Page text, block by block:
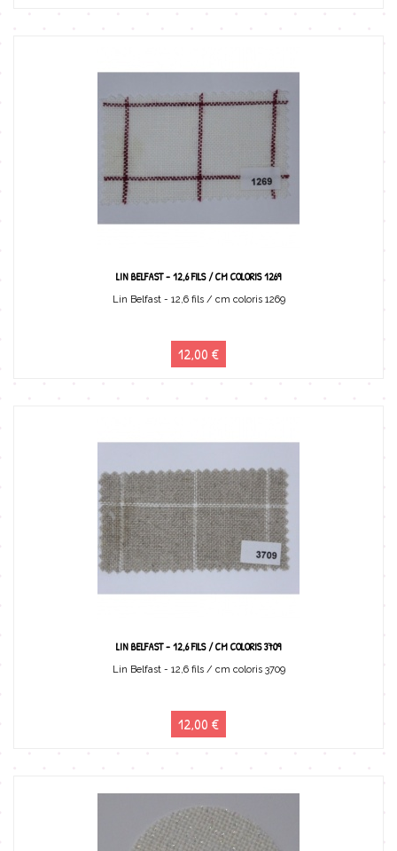
LIN BELFAST - 12,6 FILS / CM COLORIS 1269
Lin Belfast - 12,6 fils / cm coloris 1269
12,00 €
LIN BELFAST - 12,6 FILS / CM COLORIS 3709
Lin Belfast - 12,6 fils / cm coloris 3709
12,00 €